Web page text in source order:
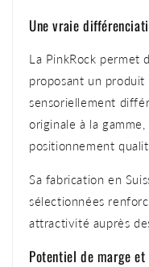
Une vraie
La PinkRock permet
proposant un
sensoriellement
originale à la
positionnement
Sa fabrication en
sélectionnées
attractivité auprès
Potentiel de marge